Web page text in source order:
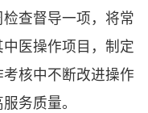
查督导一项，将常
医操作项目，制定
核中不断改进操作
务质量。